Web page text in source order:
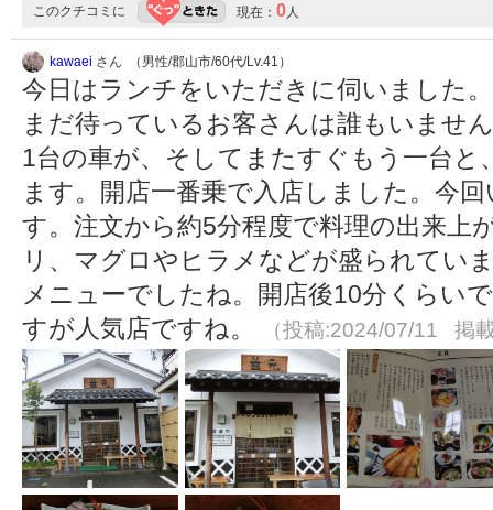
このクチコミに 現在： 0人
kawaei さん （男性/郡山市/60代/Lv.41）
今日はランチをいただきに伺いました
まだ待っているお客さんは誰もいませ
1台の車が、そしてまたすぐもう一台と
ます。開店一番乗で入店しました。今
す。注文から約5分程度で料理の出来上
リ、マグロやヒラメなどが盛られてい
メニューでしたね。開店後10分くらい
すが人気店ですね。
（投稿:2024/07/11 掲